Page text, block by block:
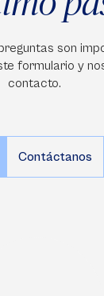
son
formulario y
contacto.
Contáctanos